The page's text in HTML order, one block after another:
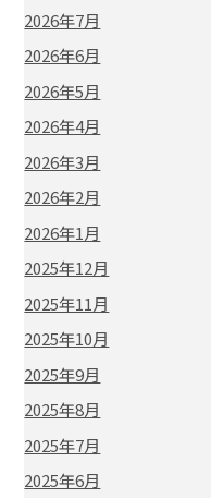
2026年7月
2026年6月
2026年5月
2026年4月
2026年3月
2026年2月
2026年1月
2025年12月
2025年11月
2025年10月
2025年9月
2025年8月
2025年7月
2025年6月